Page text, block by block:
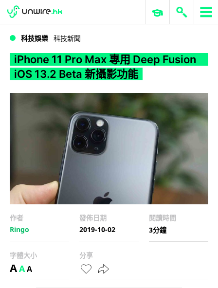
WWDC 2026 ERP 與商業 AI
科技娛樂 科技新聞
iPhone 11 Pro Max 專用 Deep Fusion
iOS 13.2 Beta 新攝影功能
作者
Ringo
發佈日期
2019-10-02
閱讀時間
3分鐘
字體大小
AAA
分享